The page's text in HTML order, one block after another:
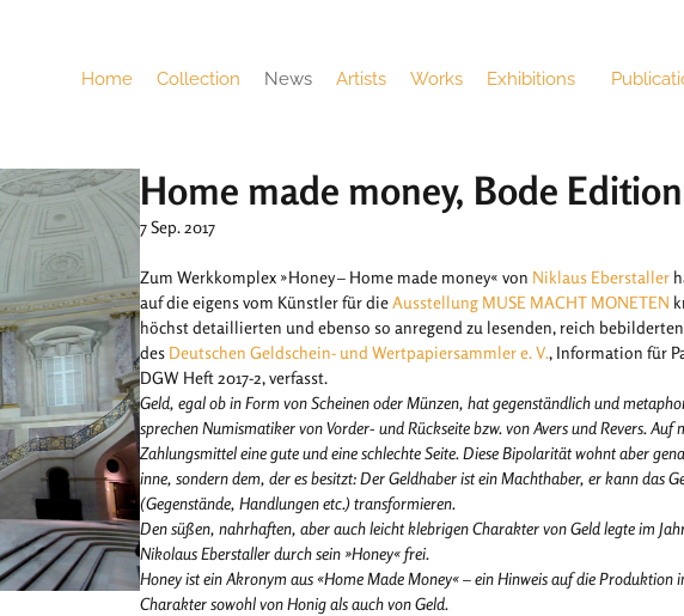
Home Collection News Artists Works Exhibitions
Home made money, Bode Edition
7 Sep. 2017
Zum Werkkomplex »Honey – Home made money« von Niklaus Eberstaller
auf die eigens vom Künstler für dieAusstellung MUSE MACHT MONETEN
höchst detaillierten und ebenso so anregend zu lesenden, reich
des Deutschen Geldschein- und Wertpapiersammler e. V., Information für
DGW Heft 2017-2, verfasst.
Geld, egal ob in Form von Scheinen oder Münzen, hat gegenständlich und
sprechen Numismatiker von Vorder- und Rückseite bzw. von Avers und Revers. Auf
Zahlungsmittel eine gute und eine schlechte Seite. Diese Bipolarität wohnt aber
inne, sondern dem, der es besitzt: Der Geldhaber ist ein Machthaber, er kann das
(Gegenstände, Handlungen etc.) transformieren.
Den süßen, nahrhaften, aber auch leicht klebrigen Charakter von Geld legte im
Nikolaus Eberstaller durch sein »Honey« frei.
Honey ist ein Akronym aus «Home Made Money« – ein Hinweis auf die Produktion
Charakter sowohl von Honig als auch von Geld.